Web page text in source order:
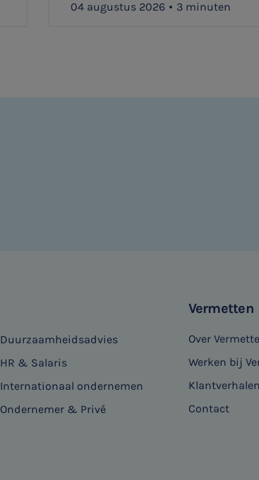
04 augustus 2026 3 minuten
Duurzaamheidsadvies
HR & Salaris
Internationaal ondernemen
Ondernemer & Privé
Vermetten
Over
Werken bij
Klantverhalen
Contact